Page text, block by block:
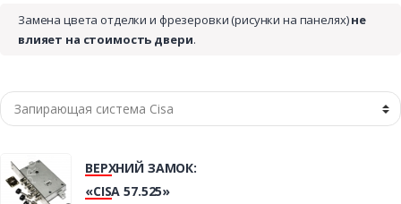
Замена цвета отделки и фрезеровки (рисунки на панелях)не
влияет на стоимость двери.
ВЕРХНИЙ ЗАМОК:
«CISA 57.525»